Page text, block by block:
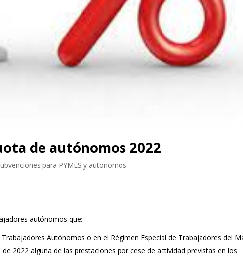
de autónomos 2022
para PYMES y autonomos
autónomos que:
Trabajadores Autónomos o en el Régimen Especial de Trabajadores del
2022 alguna de las prestaciones por cese de actividad previstas en los